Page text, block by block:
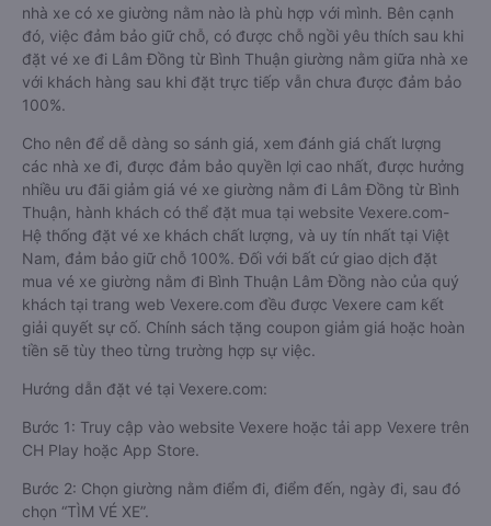
nhà xe có xe giường nằm nào là phù hợp với mình. Bên cạnh
đó, việc đảm bảo giữ chỗ, có được chỗ ngồi yêu thích sau khi
đặt vé xe đi Lâm Đồng từ Bình Thuận giường nằm giữa nhà xe
với khách hàng sau khi đặt trực tiếp vẫn chưa được đảm bảo
100%.
Cho nên để dễ dàng so sánh giá, xem đánh giá chất lượng
các nhà xe đi, được đảm bảo quyền lợi cao nhất, được hưởng
nhiều ưu đãi giảm giá vé xe giường nằm đi Lâm Đồng từ Bình
Thuận, hành khách có thể đặt mua tại website Vexere.com-
Hệ thống đặt vé xe khách chất lượng, và uy tín nhất tại Việt
Nam, đảm bảo giữ chỗ 100%. Đối với bất cứ giao dịch đặt
mua vé xe giường nằm đi Bình Thuận Lâm Đồng nào của quý
khách tại trang web Vexere.com đều được Vexere cam kết
giải quyết sự cố. Chính sách tặng coupon giảm giá hoặc hoàn
tiền sẽ tùy theo từng trường hợp sự việc.
Hướng dẫn đặt vé tại Vexere.com:
Bước 1: Truy cập vào website Vexere hoặc tải app Vexere trên
CH Play hoặc App Store.
Bước 2: Chọn giường nằm điểm đi, điểm đến, ngày đi, sau đó
chọn “TÌM VÉ XE”.